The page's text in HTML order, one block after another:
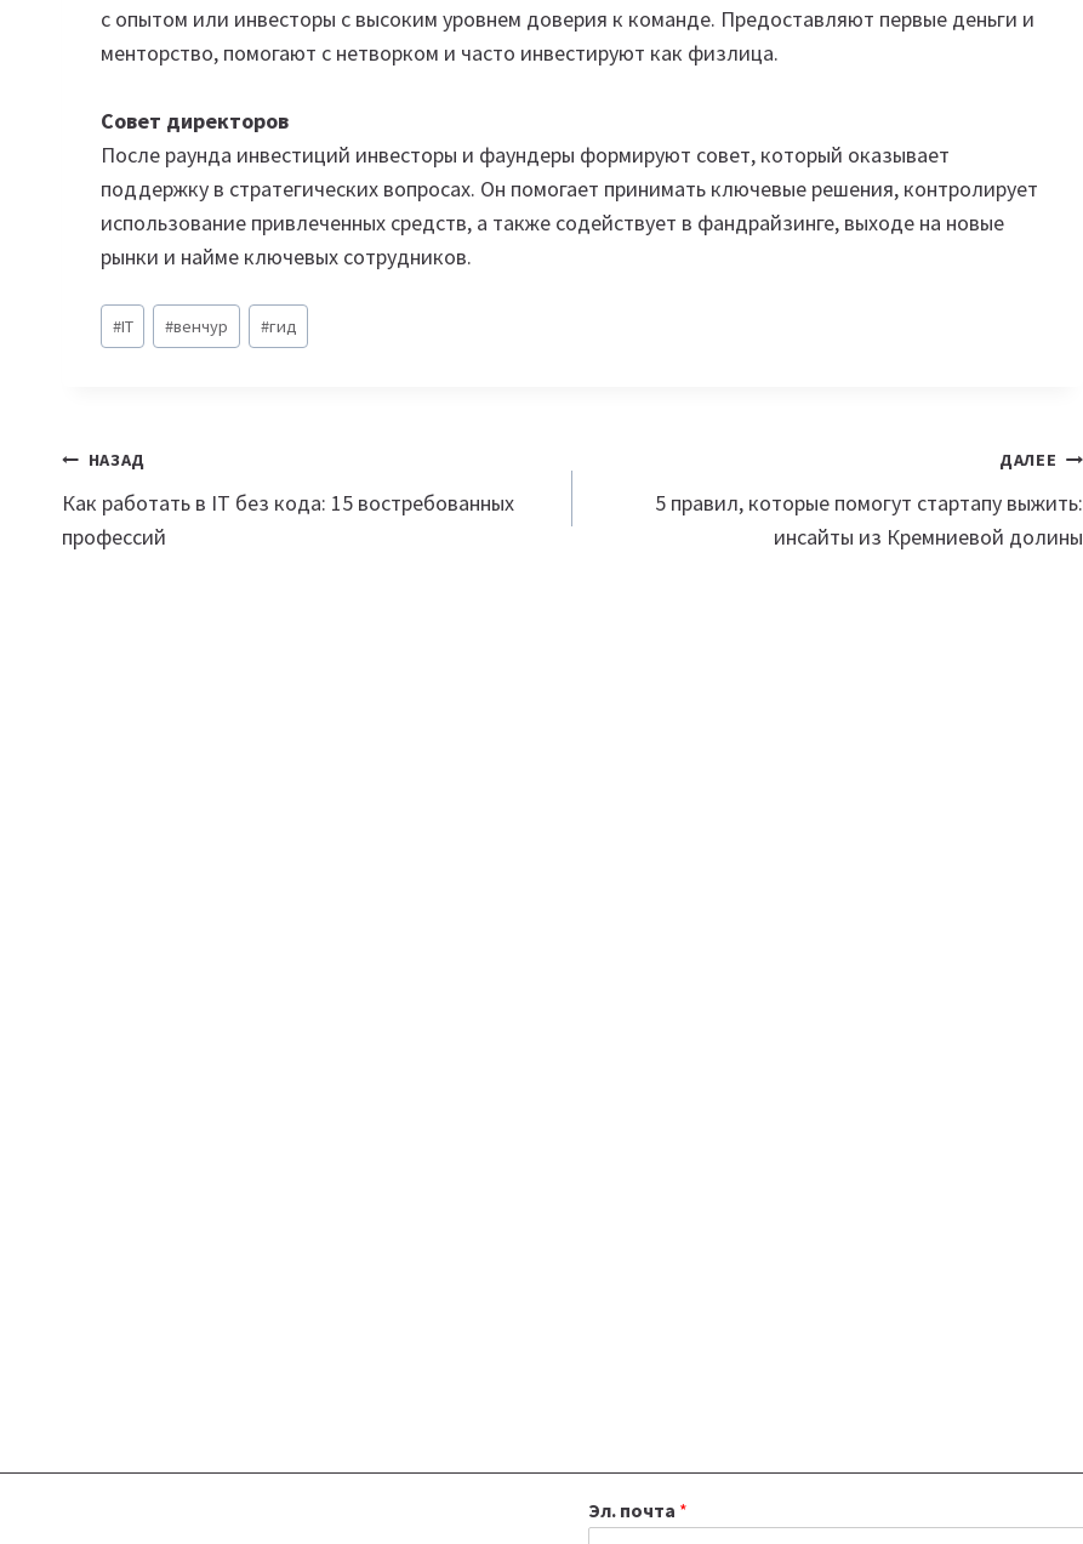
с опытом или инвесторы с высоким уровнем доверия к команде. Предоставляют первые деньги и
менторство, помогают с нетворком и часто инвестируют как физлица.
Совет директоров
После раунда инвестиций инвесторы и фаундеры формируют совет, который оказывает
поддержку в стратегических вопросах. Он помогает принимать ключевые решения, контролирует
использование привлеченных средств, а также содействует в фандрайзинге, выходе на новые
рынки и найме ключевых сотрудников.
Метки
записи:
#IT #венчур #гид
Навигация
по
НАЗАД
Как работать в IT без кода: 15 востребованных
профессий
ДАЛЕЕ
5 правил, которые помогут стартапу выжить:
инсайты из Кремниевой долины
Эл. почта *